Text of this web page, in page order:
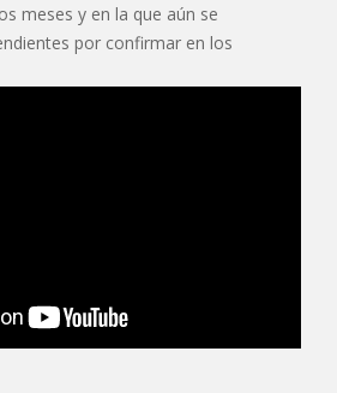
meses y en la que aún se
por confirmar en los